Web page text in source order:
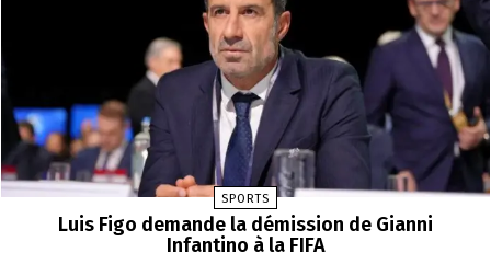
SPORTS
Luis Figo demande la démission de Gianni
Infantino à la FIFA